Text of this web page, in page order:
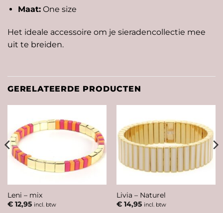
Maat:One size
Het ideale accessoire om je sieradencollectie mee
uit te breiden.
GERELATEERDE PRODUCTEN
Leni – mix
€12,95 incl. btw
Livia – Naturel
€14,95 incl. btw